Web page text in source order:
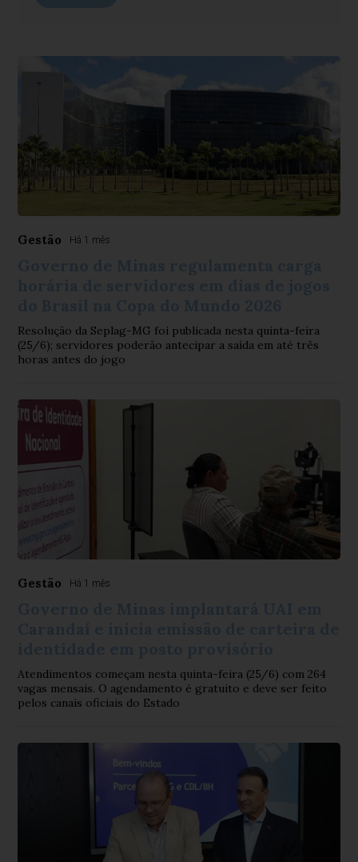
Gestão Há 1 mês
Resolução da Seplag-MG foi publicada nesta quinta-feira
(25/6); servidores poderão antecipar a saída em até três
horas antes do jogo
Gestão Há 1 mês
Atendimentos começam nesta quinta-feira (25/6) com 264
vagas mensais. O agendamento é gratuito e deve ser feito
pelos canais oficiais do Estado